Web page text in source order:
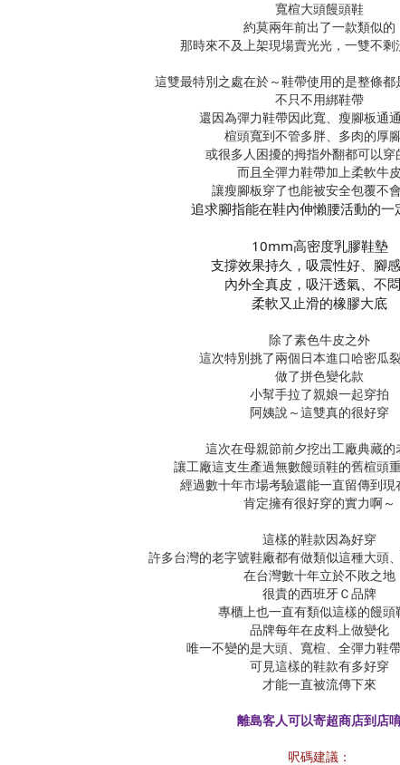
寬楦大頭饅頭鞋
約莫兩年前出了一款類似的
那時來不及上架現場賣光光，一雙不剩
這雙最特別之處在於～鞋帶使用的是整條
不只不用綁鞋帶
還因為彈力鞋帶因此寬、瘦腳板通
楦頭寬到不管多胖、多肉的厚
或很多人困擾的拇指外翻都可以穿
而且全彈力鞋帶加上柔軟牛皮
讓瘦腳板穿了也能被安全包覆不
追求腳指能在鞋內伸懶腰活動的一
10mm高密度乳膠鞋墊
支撐效果持久，吸震性好、腳
內外全真皮，吸汗透氣、不
柔軟又止滑的橡膠大底
除了素色牛皮之外
這次特別挑了兩個日本進口哈密瓜
做了拼色變化款
小幫手拉了親娘一起穿拍
阿姨說～這雙真的很好穿
這次在母親節前夕挖出工廠典藏的
讓工廠這支生產過無數饅頭鞋的舊楦頭
經過數十年市場考驗還能一直留傳到現
肯定擁有很好穿的實力啊～
這樣的鞋款因為好穿
許多台灣的老字號鞋廠都有做類似這種大頭
在台灣數十年立於不敗之地
很貴的西班牙Ｃ品牌
專櫃上也一直有類似這樣的饅頭
品牌每年在皮料上做變化
唯一不變的是大頭、寬楦、全彈力鞋
可見這樣的鞋款有多好穿
才能一直被流傳下來
離島客人可以寄超商店到店
呎碼建議：